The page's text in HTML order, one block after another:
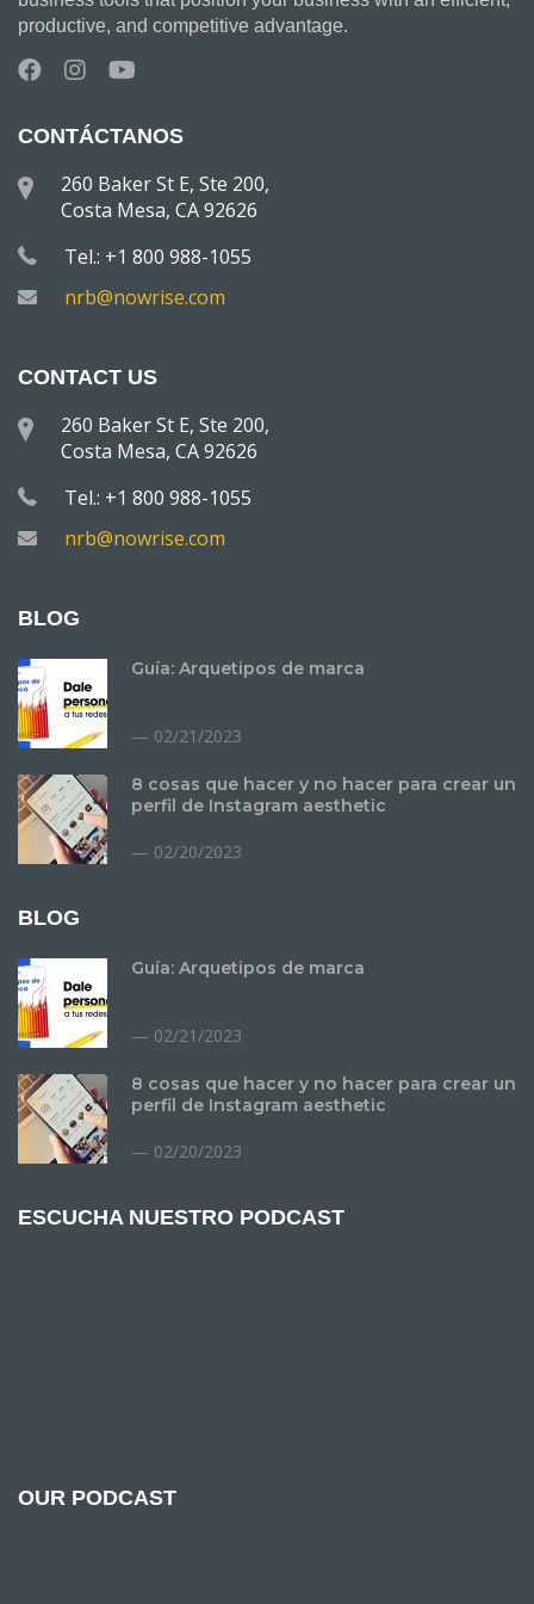
productive, and competitive advantage.
CONTÁCTANOS
260 Baker St E, Ste 200,
Costa Mesa, CA 92626
Tel.: +1 800 988-1055
nrb@nowrise.com
CONTACT US
260 Baker St E, Ste 200,
Costa Mesa, CA 92626
Tel.: +1 800 988-1055
nrb@nowrise.com
BLOG
Guía: Arquetipos de marca
02/21/2023
8 cosas que hacer y no hacer para crear un
perfil de Instagram aesthetic
02/20/2023
BLOG
Guía: Arquetipos de marca
02/21/2023
8 cosas que hacer y no hacer para crear un
perfil de Instagram aesthetic
02/20/2023
ESCUCHA NUESTRO PODCAST
OUR PODCAST